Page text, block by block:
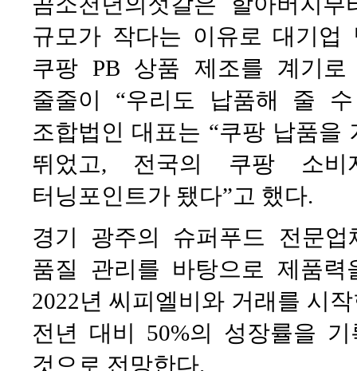
규모가 작다는 이유로 대기업
쿠팡 PB 상품 제조를 계기
줄줄이 “우리도 납품해 줄
조합법인 대표는 “쿠팡 납품을
뛰었고, 전국의 쿠팡 소비
터닝포인트가 됐다”고 했다.
경기 광주의 슈퍼푸드 전문업
품질 관리를 바탕으로 제품
2022년 씨피엘비와 거래를 시
전년 대비 50%의 성장률을
것으로 전망한다.